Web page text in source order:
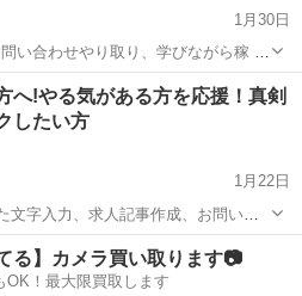
1月30日
にお付き合いできる方で、業 務 連 絡...
へ!やる気がある方を応援！真剣
したい方
1月22日
字入力、求人記事作成、お問い合
初心者の方でも安心
作業量に比例して報 酬 U P！が見込
る】カメラ買い取ります📷
OK！最大限買取します